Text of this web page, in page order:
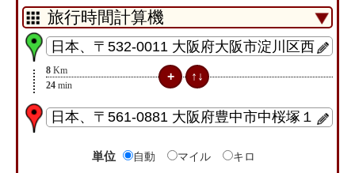
8 Km
24 min
単位 自動 マイル キロ